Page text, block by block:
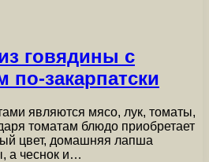
говядины с
по-закарпатски
являются мясо, лук, томаты,
томатам блюдо приобретает
цвет, домашняя лапша
а чеснок и…